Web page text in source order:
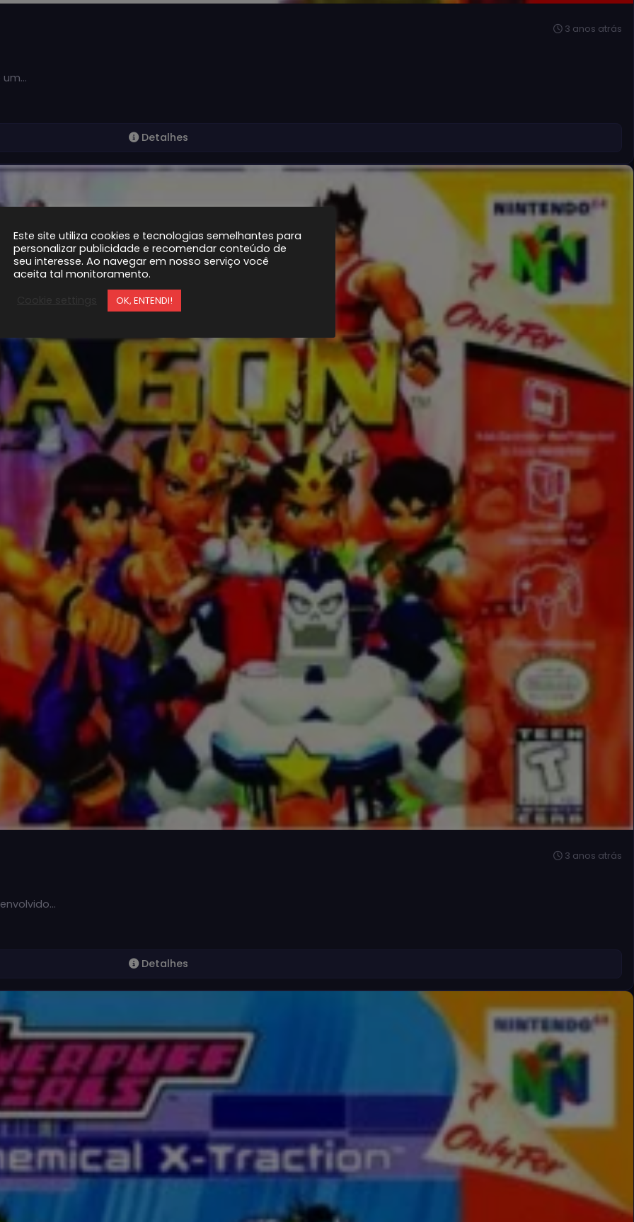
3 anos atrás
um…
Detalhes
3 anos atrás
Detalhes
Este site utiliza cookies e tecnologias semelhantes para
personalizar publicidade e recomendar conteúdo de
seu interesse. Ao navegar em nosso serviço você
aceita tal monitoramento.
OK, ENTENDI!